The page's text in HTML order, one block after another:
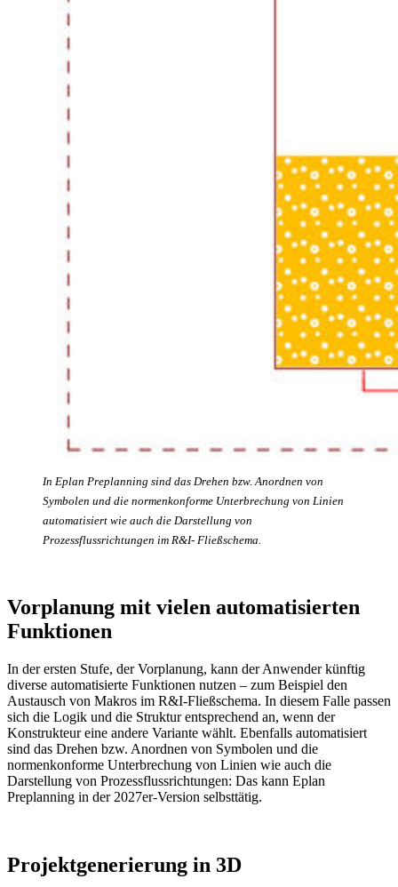
In Eplan Preplanning sind das Drehen bzw. Anordnen von
Symbolen und die normenkonforme Unterbrechung von Linien
automatisiert wie auch die Darstellung von
Prozessflussrichtungen im R&I- Fließschema.
Vorplanung mit vielen automatisierten
Funktionen
In der ersten Stufe, der Vorplanung, kann der Anwender künftig
diverse automatisierte Funktionen nutzen – zum Beispiel den
Austausch von Makros im R&I-Fließschema. In diesem Falle passen
sich die Logik und die Struktur entsprechend an, wenn der
Konstrukteur eine andere Variante wählt. Ebenfalls automatisiert
sind das Drehen bzw. Anordnen von Symbolen und die
normenkonforme Unterbrechung von Linien wie auch die
Darstellung von Prozessflussrichtungen: Das kann Eplan
Preplanning in der 2027er-Version selbsttätig.
Projektgenerierung in 3D